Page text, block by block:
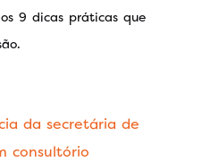
9 dicas práticas que
da secretária de
consultório